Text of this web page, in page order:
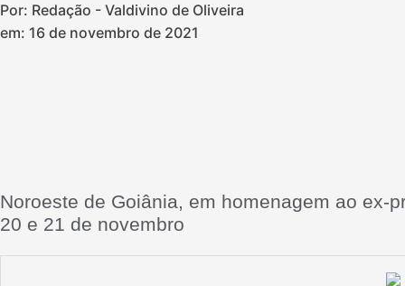
Por: Redação - Valdivino de Oliveira
em: 16 de novembro de 2021
Noroeste de Goiânia, em homenagem ao ex-
20 e 21 de novembro